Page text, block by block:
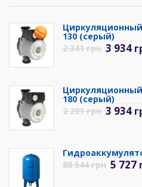
Циркуляционный
130 (серый)
2 341грн 3 934
Циркуляционный
180 (серый)
2 291грн 3 934
88 544грн 5 727